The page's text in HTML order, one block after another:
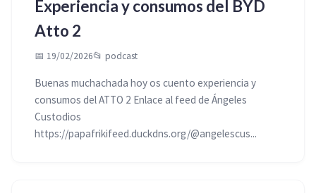
Experiencia y consumos del BYD
Atto 2
📅 19/02/2026📂 podcast
Buenas muchachada hoy os cuento experiencia y
consumos del ATTO 2 Enlace al feed de Ángeles
Custodios
https://papafrikifeed.duckdns.org/@angelescus...